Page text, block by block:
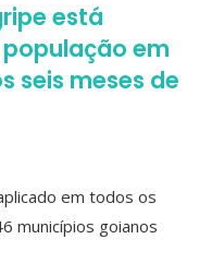
está
em
seis meses de
em todos os
municípios goianos